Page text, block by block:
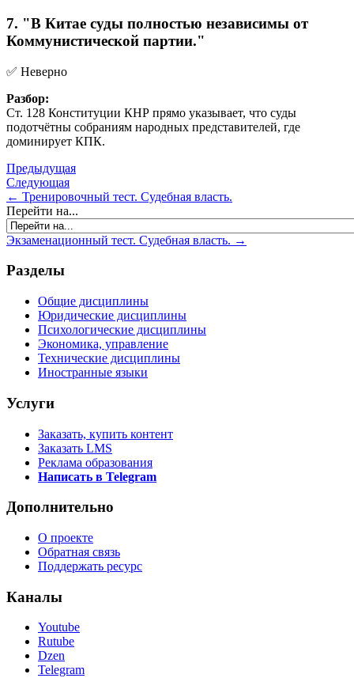
7. "В Китае суды полностью независимы от
Коммунистической партии."
✅ Неверно
Разбор:
Ст. 128 Конституции КНР прямо указывает, что суды
подотчётны собраниям народных представителей, где
доминирует КПК.
Предыдущая
Следующая
← Тренировочный тест. Судебная власть.
Перейти на...
Экзаменационный тест. Судебная власть. →
Разделы
Общие дисциплины
Юридические дисциплины
Психологические дисциплины
Экономика, управление
Технические дисциплины
Иностранные языки
Услуги
Заказать, купить контент
Заказать LMS
Реклама образования
Написать в Telegram
Дополнительно
О проекте
Обратная связь
Поддержать ресурс
Каналы
Youtube
Rutube
Dzen
Telegram